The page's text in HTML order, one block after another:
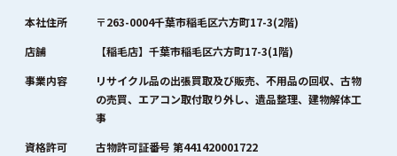
本社住所
〒263-0004千葉市稲毛区六方町17-3(2階)
店舗
【稲毛店】千葉市稲毛区六方町17-3(1階)
事業内容
リサイクル品の出張買取及び販売、不用品の回収、古物
の売買、エアコン取付取り外し、遺品整理、建物解体工
事
資格許可
古物許可証番号 第441420001722